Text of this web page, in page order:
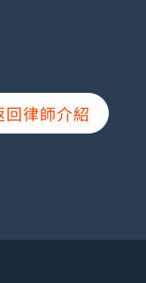
回律師介紹